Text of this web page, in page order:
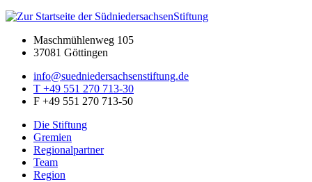
Maschmühlenweg 105
37081 Göttingen
info@suedniedersachsenstiftung.de
T +49 551 270 713-30
F +49 551 270 713-50
Die Stiftung
Gremien
Regionalpartner
Team
Region